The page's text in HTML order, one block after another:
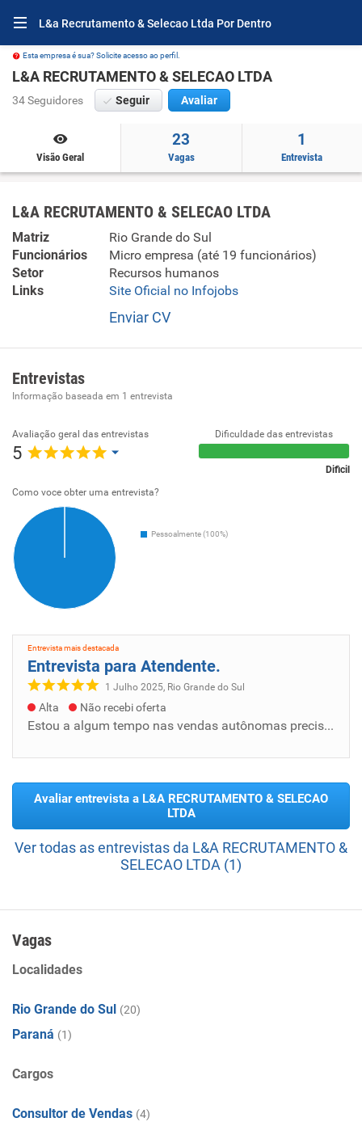
L&a Recrutamento & Selecao Ltda Por Dentro
Esta empresa é sua? Solicite acesso ao perfil.
L&A RECRUTAMENTO & SELECAO LTDA
34 Seguidores Seguir Avaliar
Visão Geral
23
Vagas
1
Entrevista
L&A RECRUTAMENTO & SELECAO LTDA
Matriz
Rio Grande do Sul
Funcionários
Micro empresa (até 19 funcionários)
Setor
Recursos humanos
Links
Site Oficial no Infojobs
Enviar CV
Seleção e agenciamento de mão-de-obra
Entrevistas
Informação baseada em 1 entrevista
Avaliação geral das entrevistas
5
Dificuldade das entrevistas
Dificil
Como voce obter uma entrevista?
Pessoalmente (100%)
Entrevista mais destacada
Entrevista para Atendente.
1 Julho 2025, Rio Grande do Sul
Alta Não recebi oferta
Estou a algum tempo nas vendas autônomas preciso retornar ao salário não estou conseguindo manter contas em dia com o remuneração da venda a...
Avaliar entrevista a L&A RECRUTAMENTO & SELECAO
LTDA
Ver todas as entrevistas da L&A RECRUTAMENTO &
SELECAO LTDA (1)
Vagas
Localidades
Rio Grande do Sul (20)
Paraná (1)
Cargos
Consultor de Vendas (4)